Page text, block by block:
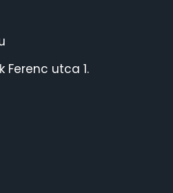
Ferenc utca 1.